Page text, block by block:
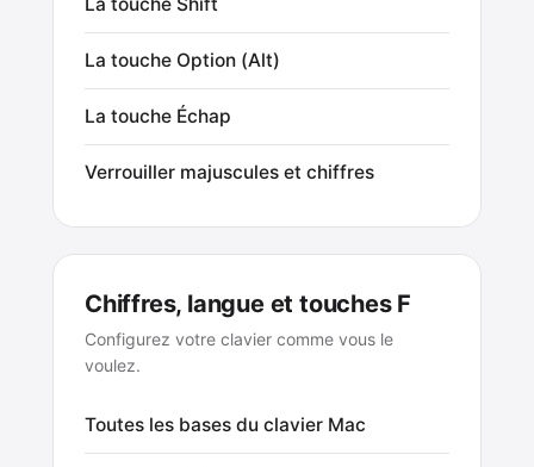
La touche Option (Alt)
La touche Échap
Verrouiller majuscules et chiffres
Chiffres, langue et touches F
Configurez votre clavier comme vous le
voulez.
Toutes les bases du clavier Mac